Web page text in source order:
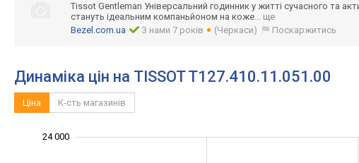
Tissot Gentleman Універсальний годинник у житті сучасного та
стануть ідеальним компаньйоном на коже... ще
Bezel.com.ua
З нами 7 років (Черкаси) Поскаржитись
Динаміка цін на TISSOT T127.410.11.051.00
Ціна К-сть магазинів
24 000